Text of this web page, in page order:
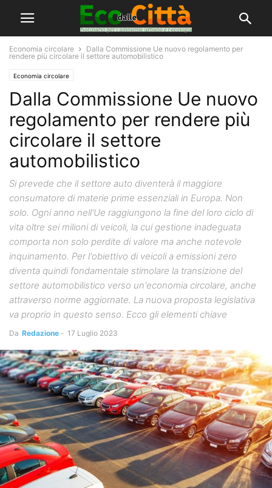
Economia circolare
Dalla Commissione Ue nuovo regolamento per
rendere più circolare il settore automobilistico
Economia circolare
Dalla Commissione Ue nuovo
regolamento per rendere più
circolare il settore
automobilistico
Si prevede che il settore auto diventerà il maggiore
consumatore di materie prime essenziali in Europa. Non
solo. Ogni anno nell'Ue raggiungono la fine del loro ciclo di
vita oltre sei milioni di veicoli, la cui gestione inadeguata
comporta non solo perdite di valore ma anche notevole
inquinamento. Per l'obiettivo di veicoli a emissioni zero
diventa quindi fondamentale stimolare la transizione del
settore automobilistico verso un'economia circolare, anche
attraverso norme aggiornate. La nuova proposta legislativa
va proprio in questo senso. Ecco gli elementi chiave
Da Redazione - 17 Luglio 2023